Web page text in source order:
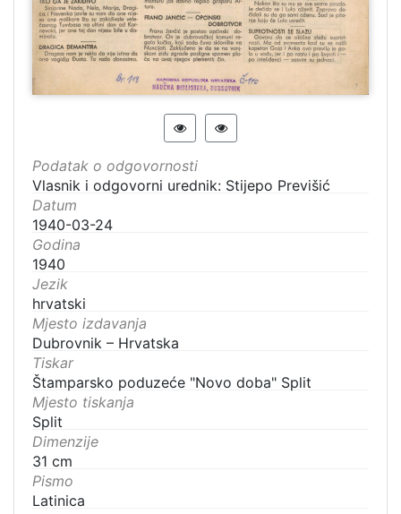
Podatak o odgovornosti
Vlasnik i odgovorni urednik: Stijepo Previšić
Datum
1940-03-24
Godina
1940
Jezik
hrvatski
Mjesto izdavanja
Dubrovnik – Hrvatska
Tiskar
Štamparsko poduzeće "Novo doba" Split
Mjesto tiskanja
Split
Dimenzije
31 cm
Pismo
Latinica